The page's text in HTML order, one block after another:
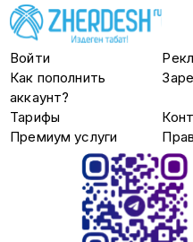
Войти
Как пополнить
аккаунт?
Тарифы
Премиум услуги